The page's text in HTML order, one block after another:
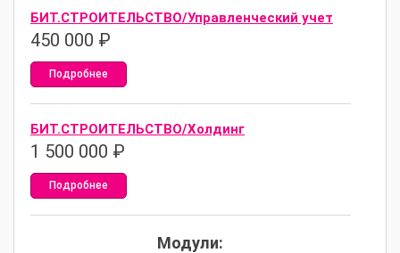
БИТ.СТРОИТЕЛЬСТВО/Управленческий учет
450 000 ₽
Подробнее
БИТ.СТРОИТЕЛЬСТВО/Холдинг
1 500 000 ₽
Подробнее
Модули: